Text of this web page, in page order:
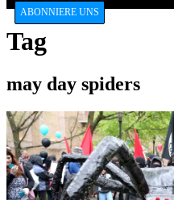
ABONNIERE UNS
Tag
may day spiders